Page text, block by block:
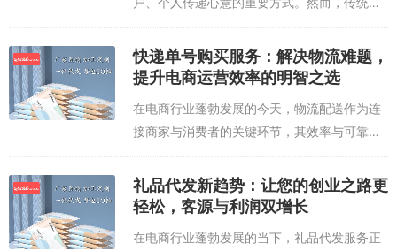
品采购面临选品繁琐、定制周期长、物流成本
高等痛点。礼品代发网的出现，正是为解决这
些难题而来，让礼品采购与发送变得更加高效
快递单号购买服务：解决物流难题，
提升电商运营效率的明智之选
在电商行业蓬勃发展的今天，物流配送作为连
接商家与消费者的关键环节，其效率与可靠性
直接影响着用户体验和店铺口碑。然而，许多
商家在日常运营中常面临快递单号资源不足、
物流信息更新不及时等问题，这些痛点不仅
礼品代发新趋势：让您的创业之路更
轻松，客源与利润双增长
在电商行业蓬勃发展的当下，礼品代发服务正